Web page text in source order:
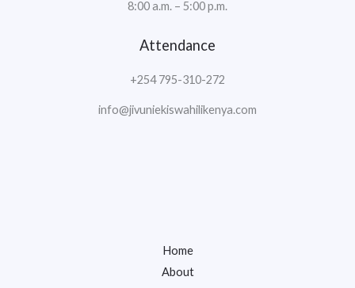
8:00 a.m. – 5:00 p.m.
Attendance
+254 795-310-272
info@jivuniekiswahilikenya.com
Home
About